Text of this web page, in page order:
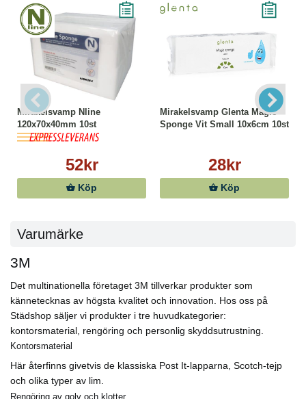
Mirakelsvamp Nline
120x70x40mm 10st
52kr
Köp
Mirakelsvamp Glenta Magic
Sponge Vit Small 10x6cm 10st
28kr
Köp
Varumärke
3M
Det multinationella företaget 3M tillverkar produkter som
kännetecknas av högsta kvalitet och innovation. Hos oss på
Städshop säljer vi produkter i tre huvudkategorier:
kontorsmaterial, rengöring och personlig skyddsutrustning.
Kontorsmaterial
Här återfinns givetvis de klassiska Post It-lapparna, Scotch-tejp
och olika typer av lim.
Rengöring av golv och klotter